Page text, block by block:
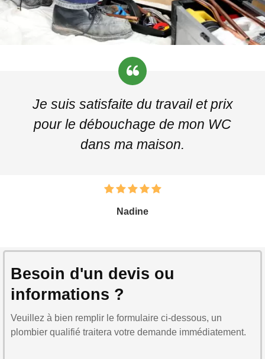
Je suis satisfaite du travail et prix
pour le débouchage de mon WC
dans ma maison.
Nadine
Besoin d'un devis ou
informations ?
Veuillez à bien remplir le formulaire ci-dessous, un
plombier qualifié traitera votre demande immédiatement.